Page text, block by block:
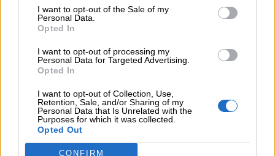
I want to opt-out of the Sale of my
Personal Data.
Opted In
I want to opt-out of processing my
Personal Data for Targeted Advertising.
Opted In
I want to opt-out of Collection, Use,
Retention, Sale, and/or Sharing of my
Personal Data that Is Unrelated with the
Purposes for which it was collected.
Opted Out
CONFIRM
Favole sagge
Il ranocchio sordo L’albero triste
Scoprite la nostra raccolta di favole, fiabe e
audiofiabe:
Tutte le storie